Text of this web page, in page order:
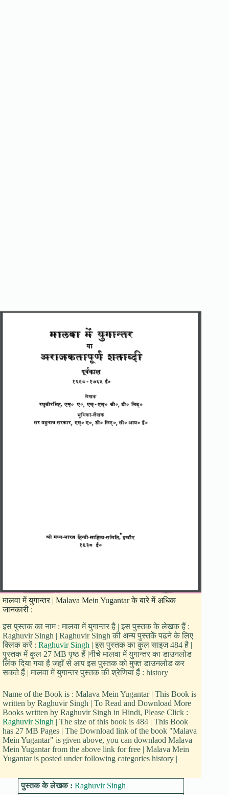
मालवा में युगान्तर | Malava Mein Yugantar के बारे में अधिक
जानकारी :
इस पुस्तक का नाम : मालवा में युगान्तर है | इस पुस्तक के लेखक हैं :
Raghuvir Singh | Raghuvir Singh की अन्य पुस्तकें पढने के लिए
क्लिक करें : Raghuvir Singh | इस पुस्तक का कुल साइज 484 है |
पुस्तक में कुल 27 MB पृष्ठ हैं |नीचे मालवा में युगान्तर का डाउनलोड
लिंक दिया गया है जहाँ से आप इस पुस्तक को मुफ्त डाउनलोड कर
सकते हैं | मालवा में युगान्तर पुस्तक की श्रेणियां हैं : history
Name of the Book is : Malava Mein Yugantar | This Book is
written by Raghuvir Singh | To Read and Download More
Books written by Raghuvir Singh in Hindi, Please Click :
Raghuvir Singh | The size of this book is 484 | This Book
has 27 MB Pages | The Download link of the book "Malava
Mein Yugantar" is given above, you can downlaod Malava
Mein Yugantar from the above link for free | Malava Mein
Yugantar is posted under following categories history |
पुस्तक के लेखक : Raghuvir Singh